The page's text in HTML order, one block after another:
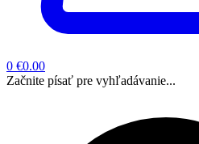
0 €0.00
Začnite písať pre vyhľadávanie...